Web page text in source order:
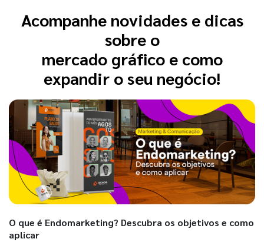
Acompanhe novidades e dicas
sobre o
mercado gráfico e como
expandir o seu negócio!
O que é Endomarketing? Descubra os objetivos e como
aplicar